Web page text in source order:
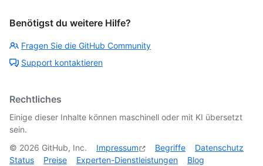
Benötigst du weitere Hilfe?
Fragen Sie die GitHub Community
Support kontaktieren
Rechtliches
Einige dieser Inhalte können maschinell oder mit KI übersetzt
sein.
© 2026 GitHub, Inc. Impressum Begriffe
Datenschutz
Status
Preise Experten-Dienstleistungen Blog